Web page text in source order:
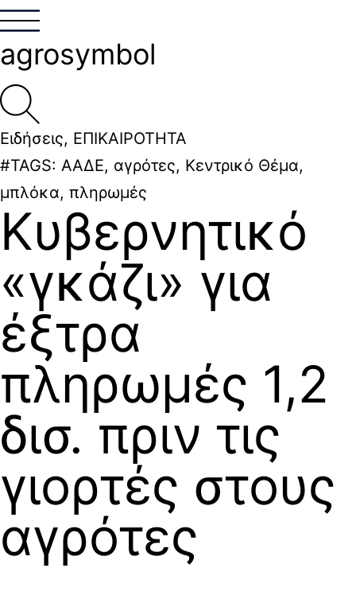
agrosymbol
Ειδήσεις, ΕΠΙΚΑΙΡΟΤΗΤΑ
#TAGS: ΑΑΔΕ, αγρότες, Κεντρικό Θέμα,
μπλόκα, πληρωμές
Κυβερνητικό
«γκάζι» για
έξτρα
πληρωμές 1,2
δισ. πριν τις
γιορτές στους
αγρότες